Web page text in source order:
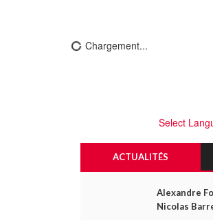
Chargement...
Select
ACTUALITÉS
Alexandre
Nicolas